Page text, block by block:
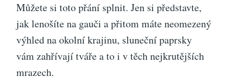
Můžete si toto přání splnit. Jen si představte,
jak lenošíte na gauči a přitom máte neomezený
výhled na okolní krajinu, sluneční paprsky
vám zahřívají tváře a to i v těch nejkrutějších
mrazech.